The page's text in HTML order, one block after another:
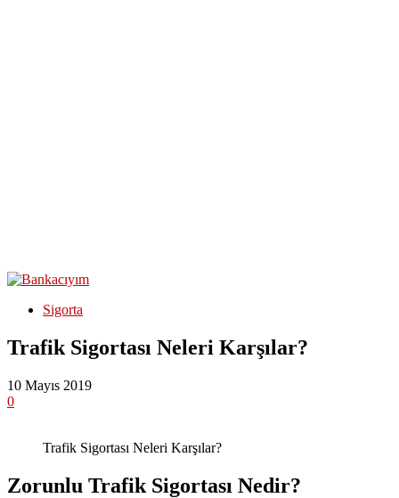
Sigorta
Trafik Sigortası Neleri Karşılar?
10 Mayıs 2019
0
Trafik Sigortası Neleri Karşılar?
Zorunlu Trafik Sigortası Nedir?